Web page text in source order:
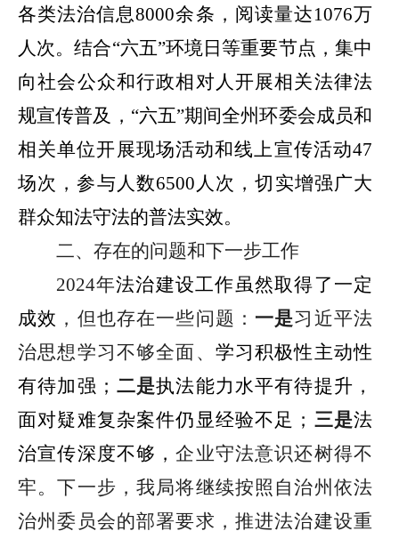
各类法治信息8000余条，阅读量达1076万
人次。结合“六五”环境日等重要节点，集中
向社会公众和行政相对人开展相关法律法
规宣传普及， “六五”期间全州环委会成员和
相关单位开展现场活动和线上宣传活动47
场次，参与人数6500 人次，切实增强广大
群众知法守法的普法实效。
二、存在的问题和下一步工作
2024年法治建设工作虽然取得了一定
成效 ，但也存在一些问题： 一是习近平法
治思想学习不够全面、 学习积极性主动性
有待加强 ； 二是执法能力水平有待提升 ，
面对疑难复杂案件仍显经验不足 ； 三是法
治宣传深度不够，企业守法意识还树得不
牢。下一步，我局将继续按照自治州依法
治州委员会的部署要求，推进法治建设重